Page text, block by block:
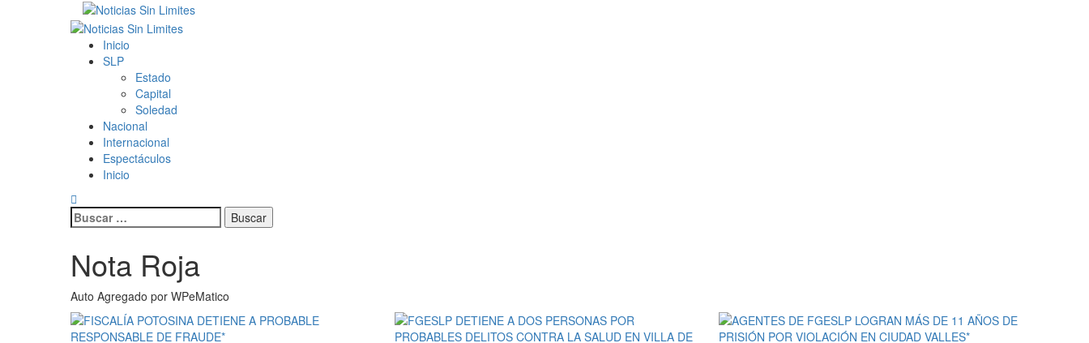
Menú
primarioInicio
SLP
Estado
Capital
Soledad
Nacional
Internacional
Espectáculos
Inicio
Buscar:
Nota Roja
Auto Agregado por WPeMatico